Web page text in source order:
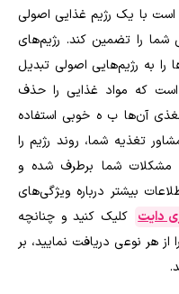
با یک رژیم غذایی اصولی
شما را تضمین کند. رژیم‌های
را به رژیم‌هایی اصولی تبدیل
که مواد غذایی را حذف
آن‌ها ب ه خوبی استفاده
تغذیه شما، روند رژیم را
مشکلات شما برطرف شده و
بیشتر درباره ویژگی‌های
دایت کلیک کنید و چنانچه
هر نوعی دریافت نمایید، بر